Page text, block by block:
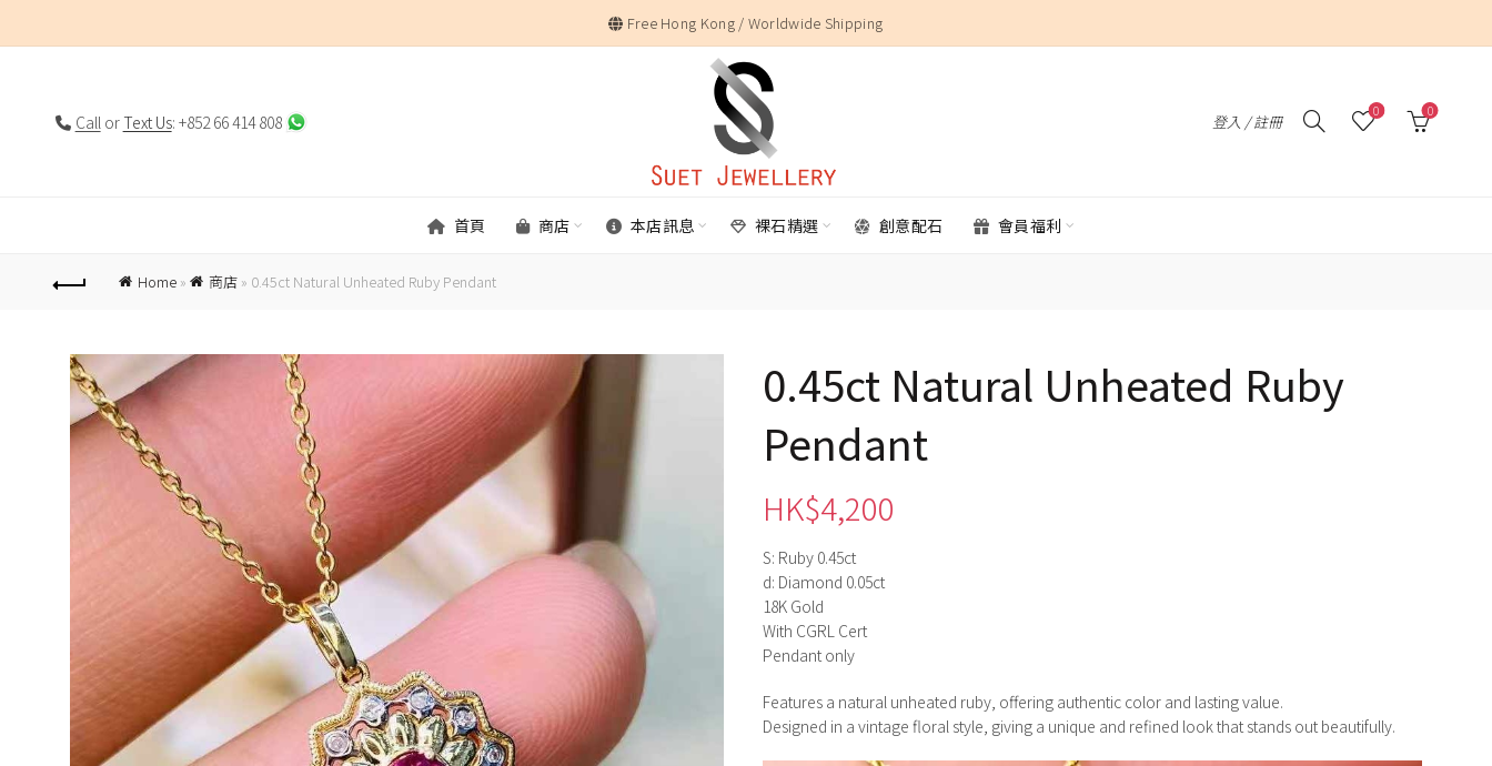
Free Hong Kong / Worldwide Shipping
Callor Text Us: +852 66 414 808 登入 / 註冊
0 0
首頁 商店 本店訊息 裸石精選 創意配石 會員福利
Home» 商店» 0.45ct Natural Unheated Ruby Pendant
0.45ct Natural Unheated Ruby
Pendant
HK$4,200
S: Ruby 0.45ct
d: Diamond 0.05ct
18K Gold
With CGRL Cert
Pendant only
Features a natural unheated ruby, offering authentic color and lasting value.
Designed in a vintage floral style, giving a unique and refined look that stands out beautifully.